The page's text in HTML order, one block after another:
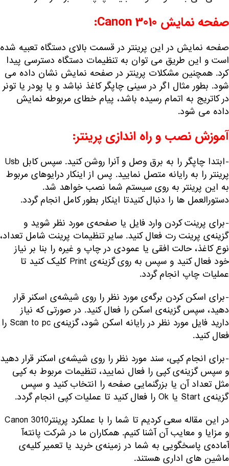
صفحه نمایش Canon 3010:
صفحه نمایش در این پرینتر در قسمت بالای دستگاه تعبیه شده
است و این طریق می توان به تنظیمات دستگاه دسترسی پیدا
کرد. همچنین مشکلات پرینتر در صفحه نمایش نشان داده می
شود. بطور مثال اگر در سینی چاپگر کاغذ نباشد و یا پودر یا تونر
در کاتریج به اتمام رسیده باشد، پیام خطای مربوطه نمایش
داده می شود.
آموزش نصب و راه اندازی پرینتر:
-ابتدا چاپگر را به برق وصل و آنرا روشن کنید. سپس کابل Usb
پرینتر را به رایانه متصل نمایید. پس از اینکار درایوهای مربوط
به این پرینتر به روی سیستم شما نصب خواهد شد.
دستورالعمل ها را دنبال کنیدتا اینکار بطور کامل انجام گردد.
-برای پرینت کردن وارد فایل یا صفحه‌ی مورد نظر شوید و
گزینه‌ی پرینت رت فعال کنید. سایر تنظیمات پرینت شامل تعداد،
نوع کاغذ، حالت افقی یا عمودی در چاپ و غیره را بنا بر نیاز
خود فعال کنید و سپس به روی گزینه‌ی Print کلیک کنید تا
عملیات چاپ انجام گردد.
-برای اسکن کردن برگه‌ی مورد نظر را روی شیشه‌ی اسکنر قرار
دهید، سپس گزینه‌ی اسکن را فعال کنید. در صورتی که نیاز
دارید فایل مورد نظر در رایانه اسکن شود، گزینه‌ی Scan to pc را
فعال کنید.
-برای انجام کپی، سند مورد نظر را روی شیشه‌ی اسکنر قرار دهید
و سپس گزینه‌ی کپی را فعال نمایید، تنظیمات مربوط به کپی
مثل تعداد آن یا بزرگنمایی صفحه را انتخاب کنید و سپس
گزینه‌ی Start یا Ok را فعال کنید تا عملیات کپی انجام گردد.
در این مقاله سعی کردیم تا شما را با عملکرد پرینترCanon 3010
و مزایا و معایب آن آشنا کنیم. همکاران ما در شرکت پانته‌آ
آماده‌ی پاسخگویی به شما در زمینه‌ی خرید یا تعمیر کلیه‌ی
ماشین های اداری هستند.